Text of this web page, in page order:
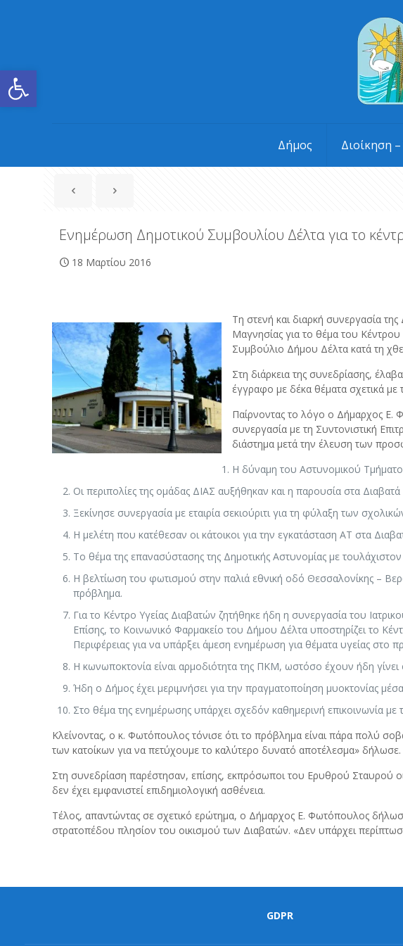
Ανοίξτε τη γραμμή εργαλείων
Δήμος Διοίκηση
Ενημέρωση Δημοτικού Συμβουλίου Δέλτα για το
18 Μαρτίου 2016
Τη στενή και διαρκή συνεργασία
Μαγνησίας για το θέμα του
Συμβούλιο Δήμου Δέλτα κατά τη
Στη διάρκεια της συνεδρίασης,
έγγραφο με δέκα θέματα σχετικά
Παίρνοντας το λόγο ο Δήμαρχος Ε.
συνεργασία με τη Συντονιστική
διάστημα μετά την έλευση των
Η δύναμη του Αστυνομικού
Οι περιπολίες της ομάδας ΔΙΑΣ αυξήθηκαν και η παρουσία στα
Ξεκίνησε συνεργασία με εταιρία σεκιούριτι για τη φύλαξη των
Η μελέτη που κατέθεσαν οι κάτοικοι για την εγκατάσταση ΑΤ στα
Το θέμα της επανασύστασης της Δημοτικής Αστυνομίας με
Η βελτίωση του φωτισμού στην παλιά εθνική οδό Θεσσαλονίκης –
πρόβλημα.
Για το Κέντρο Υγείας Διαβατών ζητήθηκε ήδη η συνεργασία του
Επίσης, το Κοινωνικό Φαρμακείο του Δήμου Δέλτα υποστηρίζει το
Περιφέρειας για να υπάρξει άμεση ενημέρωση για θέματα υγείας στο
Η κωνωποκτονία είναι αρμοδιότητα της ΠΚΜ, ωστόσο έχουν ήδη γίνει
Ήδη ο Δήμος έχει μεριμνήσει για την πραγματοποίηση μυοκτονίας
Στο θέμα της ενημέρωσης υπάρχει σχεδόν καθημερινή επικοινωνία με
Κλείνοντας, ο κ. Φωτόπουλος τόνισε ότι το πρόβλημα είναι πάρα πολύ
των κατοίκων για να πετύχουμε το καλύτερο δυνατό αποτέλεσμα» δήλωσε.
Στη συνεδρίαση παρέστησαν, επίσης, εκπρόσωποι του Ερυθρού Σταυρού
δεν έχει εμφανιστεί επιδημιολογική ασθένεια.
Τέλος, απαντώντας σε σχετικό ερώτημα, ο Δήμαρχος Ε. Φωτόπουλος
στρατοπέδου πλησίον του οικισμού των Διαβατών. «Δεν υπάρχει
GDPR